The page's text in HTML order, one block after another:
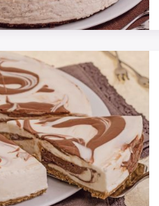
Instagram
YouTube